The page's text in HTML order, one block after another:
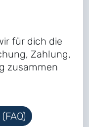
für dich die
Zahlung,
zusammen